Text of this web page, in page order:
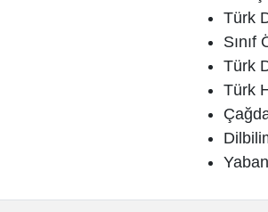
Türk
Sınıf
Türk
Türk